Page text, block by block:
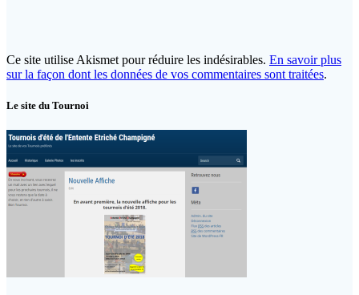
Ce site utilise Akismet pour réduire les indésirables. En savoir plus
sur la façon dont les données de vos commentaires sont traitées.
Le site du Tournoi